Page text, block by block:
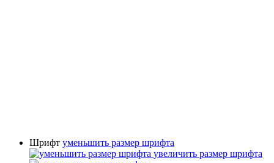
Шрифт уменьшить размер шрифта
увеличить размер шрифта